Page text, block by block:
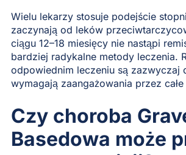
Wielu lekarzy stosuje podejście
zaczynają od leków
ciągu 12–18 miesięcy nie nastąpi
bardziej radykalne metody leczenia.
odpowiednim leczeniu są zazwyczaj
wymagają zaangażowania przez
Czy choroba
Basedowa może